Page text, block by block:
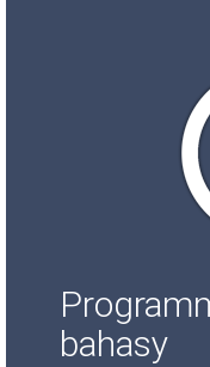
bahasy